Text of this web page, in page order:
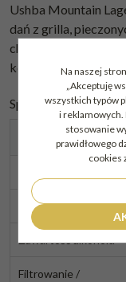
Ushba Mountain
dań z grilla,
chaczapuri i chinkali,
kompan po
Specyfikacja
Parametr
Fermentacja
Zawartość alkoholu
Filtrowanie /
Na naszej
„Akceptuję
wszystkich typów
i reklamowych.
stosowanie
prawidłowego
cookies